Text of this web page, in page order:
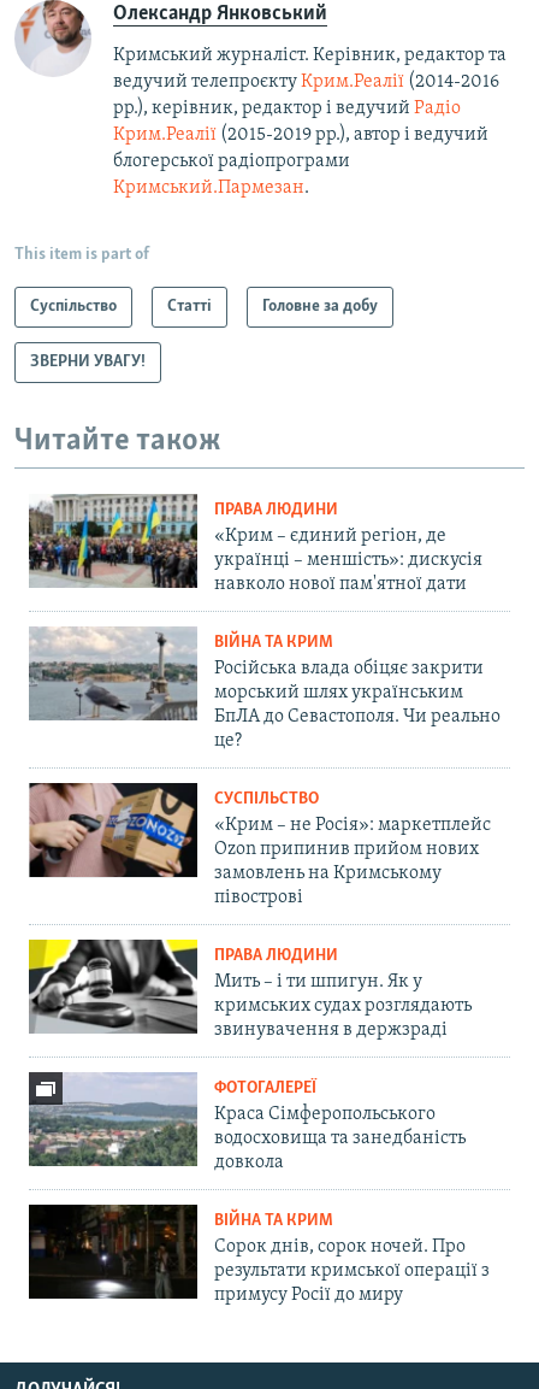
Олександр Янковський
Кримський журналіст. Керівник, редактор та
ведучий телепроєктуКрим.Реалії (2014-2016
рр.), керівник, редактор і ведучий Радіо
Крим.Реалії (2015-2019 рр.), автор і ведучий
блогерської радіопрограми
Кримський.Пармезан.​
This item is part of
Суспільство Статті Головне за добу
ЗВЕРНИ УВАГУ!
Читайте також
ПРАВА ЛЮДИНИ
«Крим – єдиний регіон, де
українці – меншість»: дискусія
навколо нової пам'ятної дати
ВІЙНА ТА КРИМ
Російська влада обіцяє закрити
морський шлях українським
БпЛА до Севастополя. Чи реально
це?
СУСПІЛЬСТВО
«Крим – не Росія»: маркетплейс
Ozon припинив прийом нових
замовлень на Кримському
півострові
ПРАВА ЛЮДИНИ
Мить – і ти шпигун. Як у
кримських судах розглядають
звинувачення в держзраді
ФОТОГАЛЕРЕЇ
Краса Сімферопольського
водосховища та занедбаність
довкола
ВІЙНА ТА КРИМ
Сорок днів, сорок ночей. Про
результати кримської операції з
примусу Росії до миру